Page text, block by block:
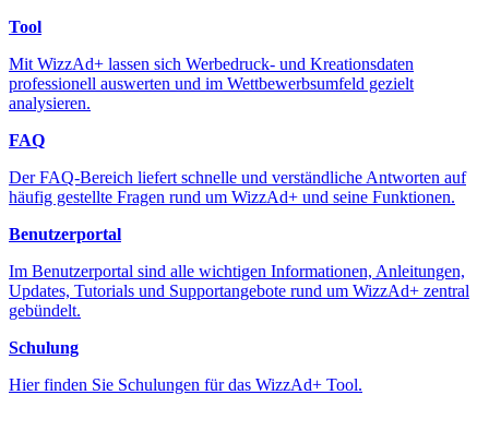
Tool
Mit WizzAd+ lassen sich Werbedruck- und Kreationsdaten
professionell auswerten und im Wettbewerbsumfeld gezielt
analysieren.
FAQ
Der FAQ-Bereich liefert schnelle und verständliche Antworten auf
häufig gestellte Fragen rund um WizzAd+ und seine Funktionen.
Benutzerportal
Im Benutzerportal sind alle wichtigen Informationen, Anleitungen,
Updates, Tutorials und Supportangebote rund um WizzAd+ zentral
gebündelt.
Schulung
Hier finden Sie Schulungen für das WizzAd+ Tool.